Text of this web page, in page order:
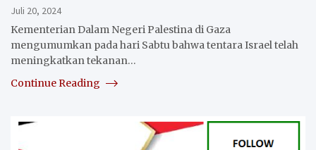
Juli 20, 2024
Kementerian Dalam Negeri Palestina di Gaza
mengumumkan pada hari Sabtu bahwa tentara Israel telah
meningkatkan tekanan…
Continue Reading